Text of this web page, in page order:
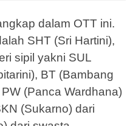
dalam OTT ini.
SHT (Sri Hartini),
sipil yakni SUL
BT (Bambang
(Panca Wardhana)
(Sukarno) dari